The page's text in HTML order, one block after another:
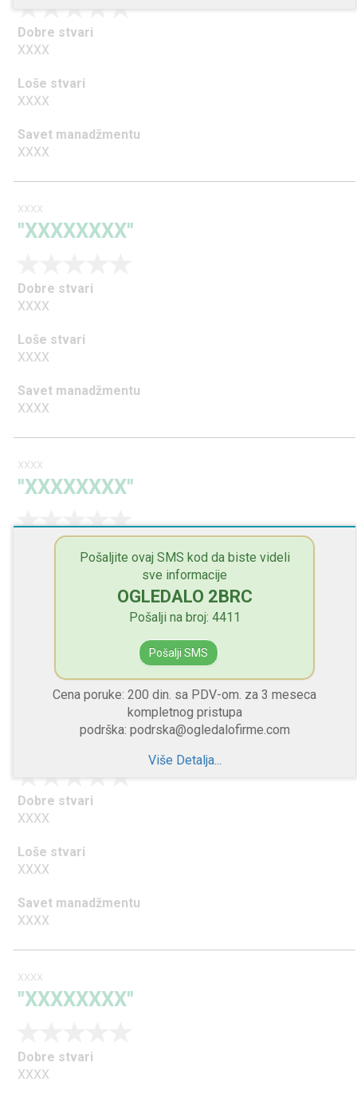
Dobre stvari
XXXX
Loše stvari
XXXX
Savet manadžmentu
XXXX
XXXX
"XXXXXXXX"
Dobre stvari
XXXX
Loše stvari
XXXX
Savet manadžmentu
XXXX
Pošaljite ovaj SMS kod da biste videli
sve informacije
OGLEDALO 2BRC
Pošalji na broj: 4411
Pošalji SMS
Cena poruke: 200 din. sa PDV-om. za 3 meseca
kompletnog pristupa
podrška: podrska@ogledalofirme.com
Više Detalja...
XXXX
"XXXXXXXX"
Dobre stvari
Savet manadžmentu
"XXXXXXXX"
Dobre stvari
XXXX
Loše stvari
XXXX
Savet manadžmentu
XXXX
XXXX
"XXXXXXXX"
Dobre stvari
XXXX